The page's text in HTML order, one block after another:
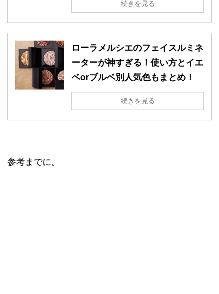
続きを見る
ローラメルシエのフェイスルミネ
ーターが神すぎる！使い方とイエ
ベorブルベ別人気色もまとめ！
続きを見る
参考までに。